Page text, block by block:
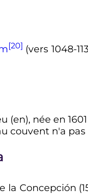
[20] (vers 1048-
(en), née en
couvent n'a
la Concepción